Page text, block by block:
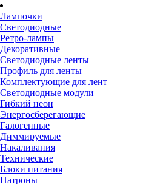
Лампочки
Светодиодные
Ретро-лампы
Декоративные
Светодиодные ленты
Профиль для ленты
Комплектующие для лент
Светодиодные модули
Гибкий неон
Энергосберегающие
Галогенные
Диммируемые
Накаливания
Технические
Блоки питания
Патроны